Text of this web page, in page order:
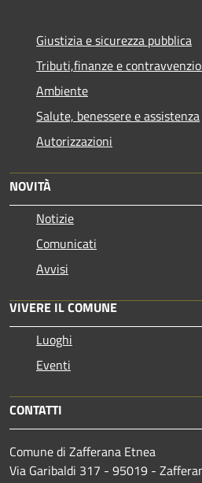
Giustizia e sicurezza pubblica
Tributi,finanze e
Ambiente
Salute, benessere e assistenza
Autorizzazioni
NOVITÀ
Notizie
Comunicati
Avvisi
VIVERE IL COMUNE
Luoghi
Eventi
CONTATTI
Comune di Zafferana Etnea
Via Garibaldi 317 - 95019 -